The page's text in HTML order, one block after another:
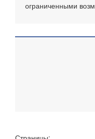
ограниченными